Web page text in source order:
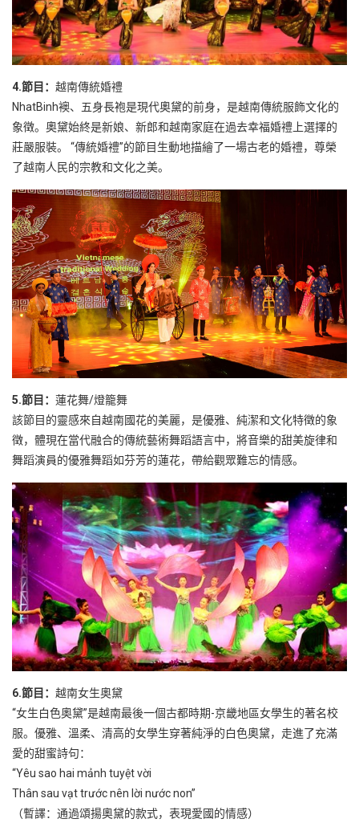
4.節目： 越南傳統婚禮
NhatBinh襖、五身長袍是現代奧黛的前身，是越南傳統服飾文化的
象徵。奧黛始終是新娘、新郎和越南家庭在過去幸福婚禮上選擇的
莊嚴服裝。 “傳統婚禮”的節目生動地描繪了一場古老的婚禮，尊榮
了越南人民的宗教和文化之美。
5.節目： 蓮花舞/燈籠舞
該節目的靈感來自越南國花的美麗，是優雅、純潔和文化特徵的象
徵，體現在當代融合的傳統藝術舞蹈語言中，將音樂的甜美旋律和
舞蹈演員的優雅舞蹈如芬芳的蓮花，帶給觀眾難忘的情感。
6.節目： 越南女生奧黛
“女生白色奧黛”是越南最後一個古都時期-京畿地區女學生的著名校
服。優雅、溫柔、清高的女學生穿著純淨的白色奧黛，走進了充滿
愛的甜蜜詩句：
“Yêu sao hai mảnh tuyệt vời
Thân sau vạt trước nên lời nước non”
（暫譯：通過頌揚奧黛的款式，表現愛國的情感）